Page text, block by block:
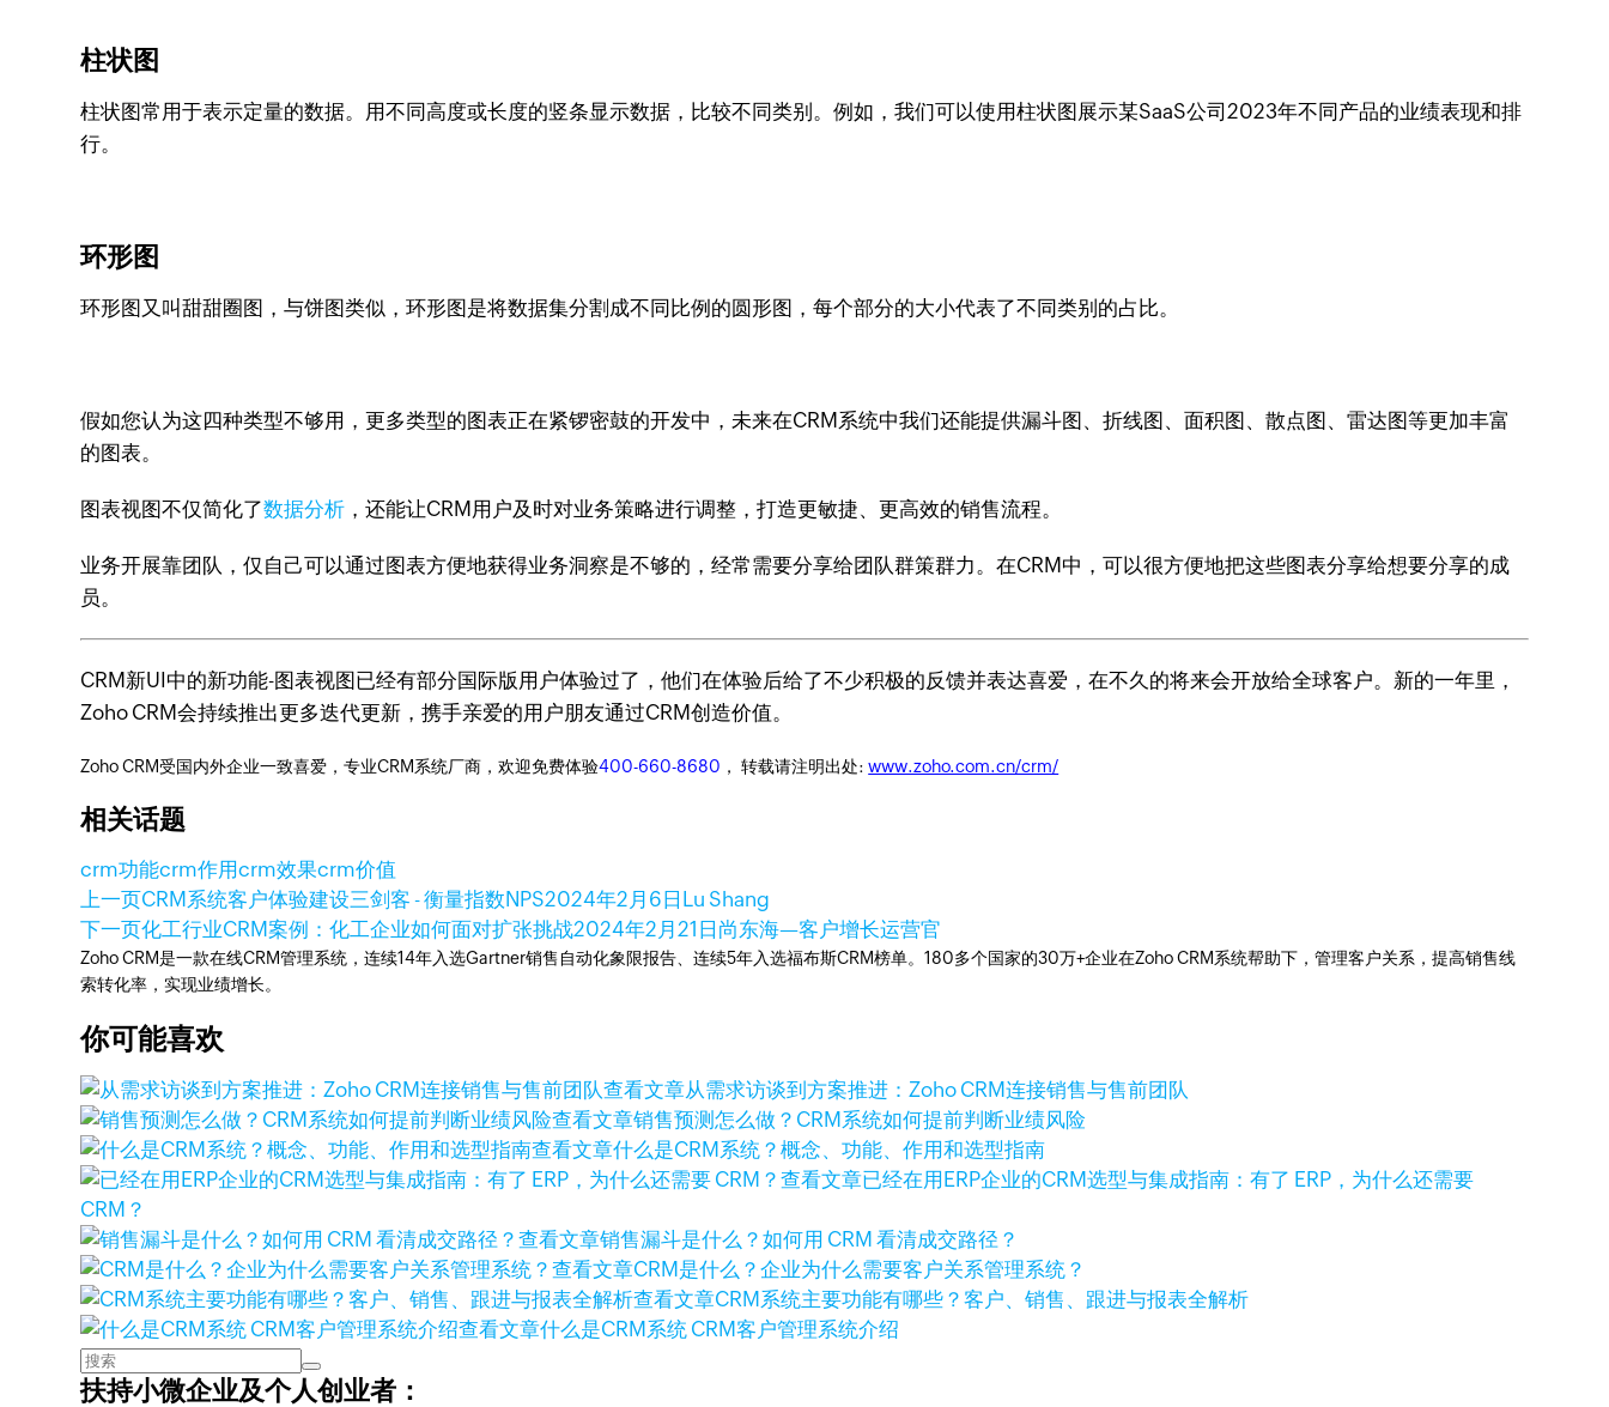
柱状图
柱状图常用于表示定量的数据。用不同高度或长度的竖条显示数据，比较不同类别。例如，我们可以使用柱状图展示某SaaS公司2023年不同产品的业绩表现和排
行。
环形图
环形图又叫甜甜圈图，与饼图类似，环形图是将数据集分割成不同比例的圆形图，每个部分的大小代表了不同类别的占比。
假如您认为这四种类型不够用，更多类型的图表正在紧锣密鼓的开发中，未来在CRM系统中我们还能提供漏斗图、折线图、面积图、散点图、雷达图等更加丰富
的图表。
图表视图不仅简化了数据分析 ，还能让CRM用户及时对业务策略进行调整，打造更敏捷、更高效的销售流程。
业务开展靠团队，仅自己可以通过图表方便地获得业务洞察是不够的，经常需要分享给团队群策群力。在CRM中，可以很方便地把这些图表分享给想要分享的成
员。
CRM新UI中的新功能-图表视图已经有部分国际版用户体验过了，他们在体验后给了不少积极的反馈并表达喜爱，在不久的将来会开放给全球客户。新的一年里，
Zoho CRM会持续推出更多迭代更新，携手亲爱的用户朋友通过CRM创造价值。
Zoho CRM受国内外企业一致喜爱，专业CRM系统厂商，欢迎免费体验400-660-8680 ， 转载请注明出处:www.zoho.com.cn/crm/
相关话题
crm功能crm作用crm效果crm价值
上一页CRM系统客户体验建设三剑客 - 衡量指数NPS2024年2月6日 Lu Shang
下一页化工行业CRM案例：化工企业如何面对扩张挑战2024年2月21日 尚东海—客户增长运营官
Zoho CRM是一款在线CRM管理系统，连续14年入选Gartner销售自动化象限报告、连续5年入选福布斯CRM榜单。180多个国家的30万+企业在Zoho CRM系统帮助下，管理客户关系，提高销售线
索转化率，实现业绩增长。
你可能喜欢
查看文章从需求访谈到方案推进：Zoho CRM连接销售与售前团队
查看文章销售预测怎么做？CRM系统如何提前判断业绩风险
查看文章什么是CRM系统？概念、功能、作用和选型指南
查看文章已经在用ERP企业的CRM选型与集成指南：有了 ERP，为什么还需要
CRM？
查看文章销售漏斗是什么？如何用 CRM 看清成交路径？
查看文章CRM是什么？企业为什么需要客户关系管理系统？
查看文章CRM系统主要功能有哪些？客户、销售、跟进与报表全解析
查看文章什么是CRM系统 CRM客户管理系统介绍
扶持小微企业及个人创业者：